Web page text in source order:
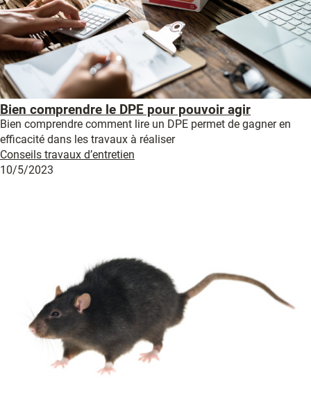
Bien comprendre le DPE pour pouvoir agir
Bien comprendre comment lire un DPE permet de gagner en
efficacité dans les travaux à réaliser
Conseils travaux d’entretien
10/5/2023